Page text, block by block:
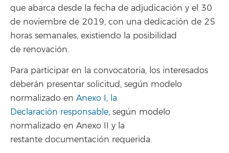
que abarca desde la fecha de adjudicación y el 30
de noviembre de 2019, con una dedicación de 25
horas semanales, existiendo la posibilidad
de renovación.
Para participar en la convocatoria, los interesados
deberán presentar solicitud, según modelo
normalizado en Anexo I, la
Declaración responsable, según modelo
normalizado en Anexo II y la
restante documentación requerida.